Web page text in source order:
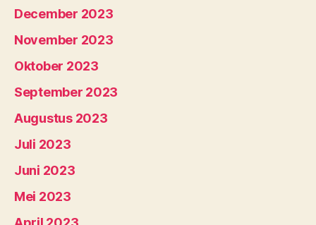
December 2023
November 2023
Oktober 2023
September 2023
Augustus 2023
Juli 2023
Juni 2023
Mei 2023